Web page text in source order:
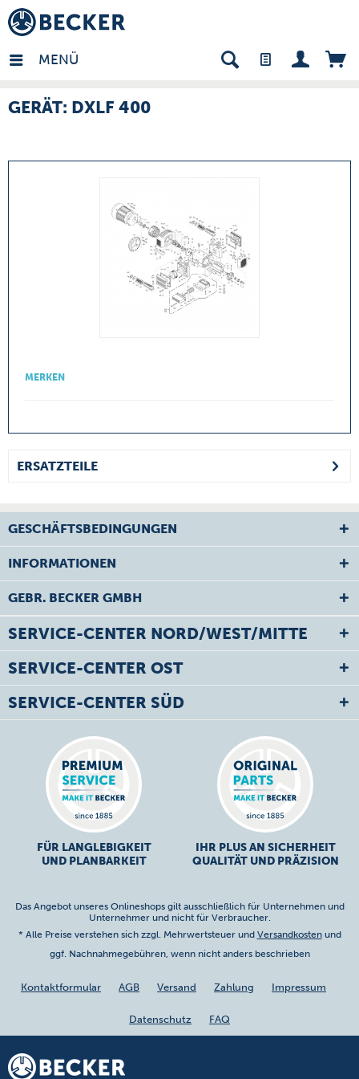
MENÜ
- DE
GERÄT: DXLF 400
MERKEN
ERSATZTEILE
GESCHÄFTSBEDINGUNGEN
INFORMATIONEN
GEBR. BECKER GMBH
SERVICE-CENTER NORD/WEST/MITTE
SERVICE-CENTER OST
SERVICE-CENTER SÜD
FÜR LANGLEBIGKEIT
UND PLANBARKEIT
IHR PLUS AN SICHERHEIT
QUALITÄT UND PRÄZISION
Das Angebot unseres Onlineshops gilt ausschließlich für Unternehmen und
Unternehmer und nicht für Verbraucher.
* Alle Preise verstehen sich zzgl. Mehrwertsteuer und Versandkostenund
ggf. Nachnahmegebühren, wenn nicht anders beschrieben
Kontaktformular AGB Versand Zahlung Impressum
Datenschutz FAQ